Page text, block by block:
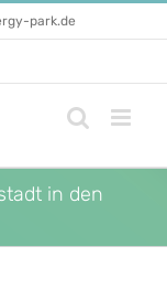
park.de
in den